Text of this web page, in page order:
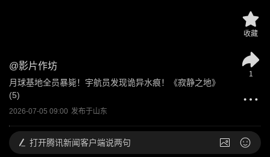
@影片作坊
月球基地全员暴毙！宇航员发现诡异水痕！《寂静之地》
(5)
2026-07-05 09:00 发布于山东
收藏
1
打开腾讯新闻客户端说两句